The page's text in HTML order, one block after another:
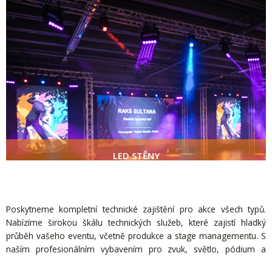
LED STĚNY
LED STĚNY
poptat
Poskytneme kompletní technické zajištění pro akce všech typů.
Nabízíme širokou škálu technických služeb, které zajistí hladký
průběh vašeho eventu, včetně produkce a stage managementu. S
naším profesionálním vybavením pro zvuk, světlo, pódium a